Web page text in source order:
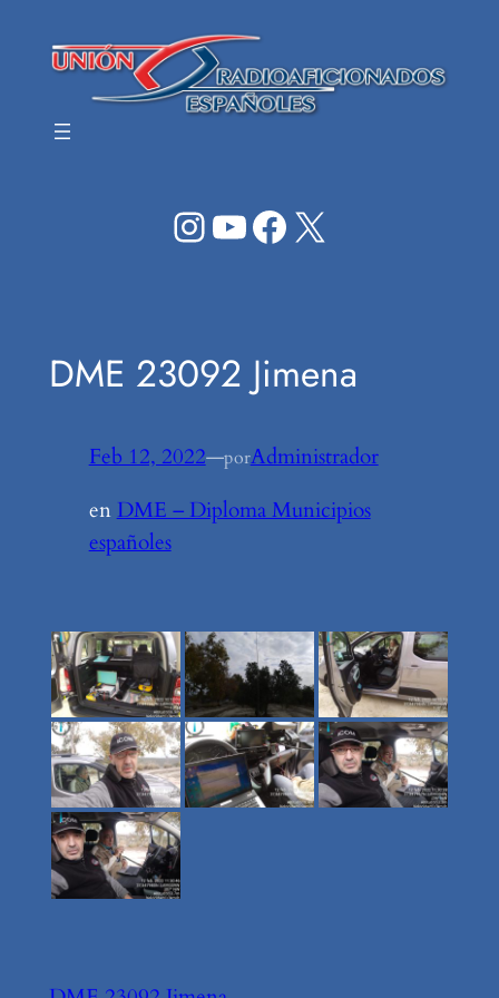
Instagram
YouTube
Facebook
X
DME 23092 Jimena
Feb 12, 2022—porAdministrador
enDME – Diploma Municipios
españoles